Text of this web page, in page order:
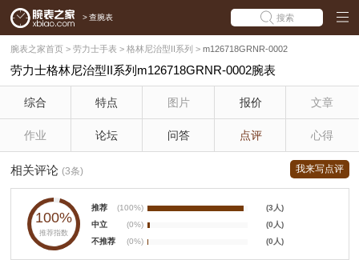
> 查腕表 搜索
腕表之家首页 > 劳力士手表 > 格林尼治型II系列 > m126718GRNR-0002
劳力士格林尼治型II系列m126718GRNR-0002腕表
综合 特点 图片 报价 文章
作业 论坛 问答 点评 心得
相关评论 (3条) 我来写点评
100%
推荐指数
推荐 (100%)
(3人)
中立
(0%)
(0人)
不推荐
(0%) (0人)